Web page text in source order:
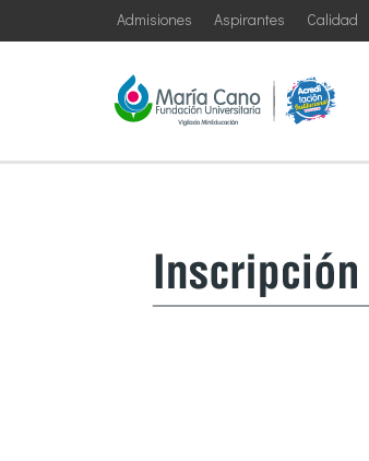
Calidad
Aspirantes
Admisiones